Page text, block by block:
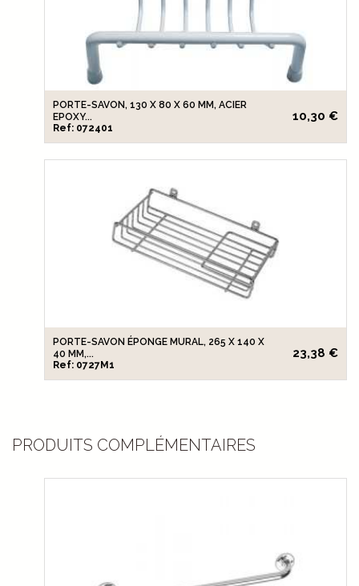
PORTE-SAVON, 130 X 80 X 60 MM, ACIER
EPOXY...
Ref: 072401
10,30 €
PORTE-SAVON ÉPONGE MURAL, 265 X 140 X
40 MM,...
Ref: 0727M1
23,38 €
PRODUITS COMPLÉMENTAIRES